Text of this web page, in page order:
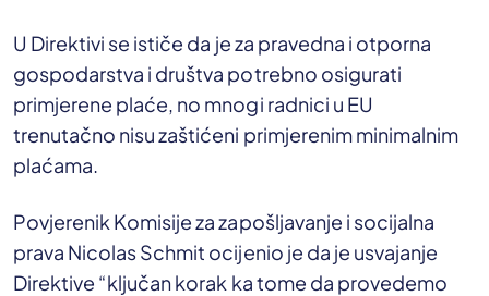
U Direktivi se ističe da je za pravedna i otporna
gospodarstva i društva potrebno osigurati
primjerene plaće, no mnogi radnici u EU
trenutačno nisu zaštićeni primjerenim minimalnim
plaćama.
Povjerenik Komisije za zapošljavanje i socijalna
prava Nicolas Schmit ocijenio je da je usvajanje
Direktive “ključan korak ka tome da provedemo